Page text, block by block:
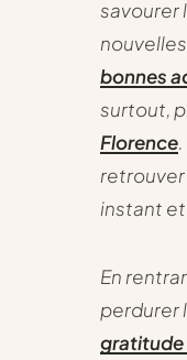
savourer
nouvelles
bonnes
surtout,
Florence
retrouver
instant
En
perdurer
gratitude